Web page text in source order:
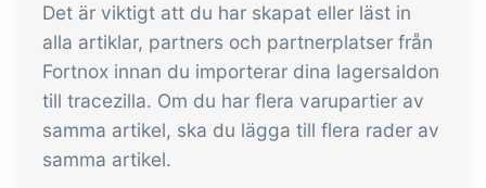
Tillägg
B2B Commerce
B2B Commerce kan fungera som en
säljarportal, leverantörsportal eller
B2B-webbshop för dina kunder
Uppgifter & Kontroller
Det är viktigt att du har skapat eller läst in
alla artiklar, partners och partnerplatser från
Fortnox innan du importerar dina lagersaldon
till tracezilla. Om du har flera varupartier av
samma artikel, ska du lägga till flera rader av
samma artikel.